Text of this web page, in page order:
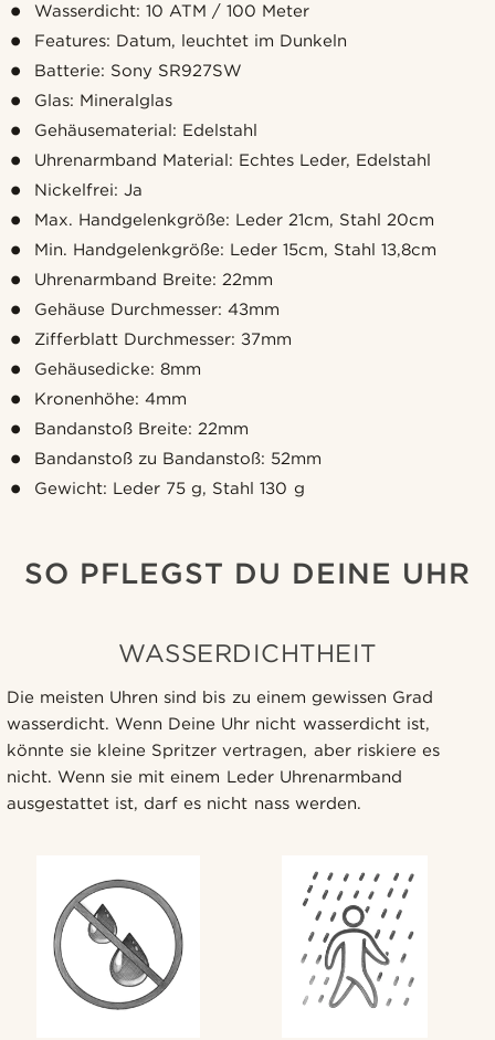
Wasserdicht: 10 ATM / 100 Meter
Features: Datum, leuchtet im Dunkeln
Batterie: Sony SR927SW
Glas: Mineralglas
Gehäusematerial: Edelstahl
Uhrenarmband Material: Echtes Leder, Edelstahl
Nickelfrei: Ja
Max. Handgelenkgröße: Leder 21cm, Stahl 20cm
Min. Handgelenkgröße: Leder 15cm, Stahl 13,8cm
Uhrenarmband Breite: 22mm
Gehäuse Durchmesser: 43mm
Zifferblatt Durchmesser: 37mm
Gehäusedicke: 8mm
Kronenhöhe: 4mm
Bandanstoß Breite: 22mm
Bandanstoß zu Bandanstoß: 52mm
Gewicht: Leder 75 g, Stahl 130 g
SO PFLEGST DU DEINE UHR
WASSERDICHTHEIT
Die meisten Uhren sind bis zu einem gewissen Grad
wasserdicht. Wenn Deine Uhr nicht wasserdicht ist,
könnte sie kleine Spritzer vertragen, aber riskiere es
nicht. Wenn sie mit einem Leder Uhrenarmband
ausgestattet ist, darf es nicht nass werden.